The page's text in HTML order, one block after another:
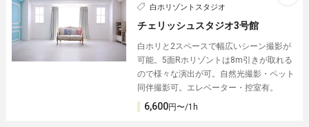
白ホリゾントスタジオ
チェリッシュスタジオ3号館
白ホリと2スペースで幅広いシーン撮影が
可能。5面Rホリゾントは8m引きが取れる
ので様々な演出が可。自然光撮影・ペット
同伴撮影可。エレベーター・控室有。
6,600円〜/1h